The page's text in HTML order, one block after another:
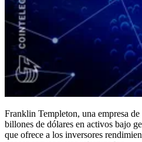
Franklin Templeton, una empresa
billones de dólares en activos bajo
que ofrece a los inversores